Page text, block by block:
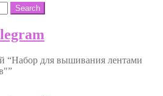
Search
“Набор для вышивания лентами